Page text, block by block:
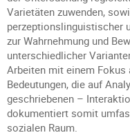
Varietäten zuwenden,
perzeptionslinguistischer
zur Wahrnehmung und
unterschiedlicher
Arbeiten mit einem Fokus
Bedeutungen, die auf
geschriebenen –
dokumentiert somit
sozialen Raum.